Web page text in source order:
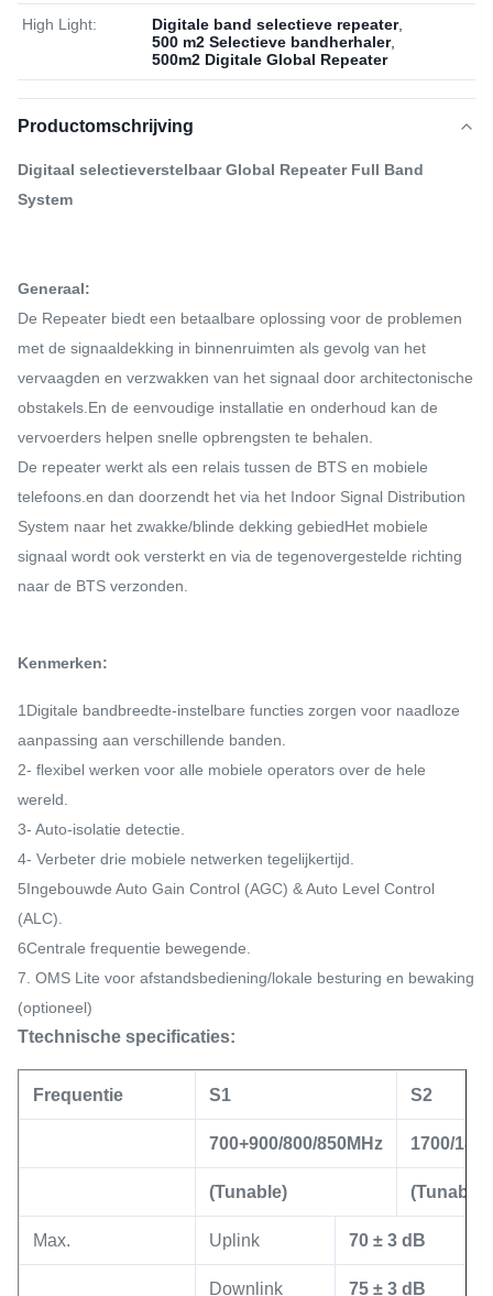
High Light: Digitale band selectieve repeater,
500 m2 Selectieve bandherhaler,
500m2 Digitale Global Repeater
Productomschrijving
Digitaal selectieverstelbaar Global Repeater Full Band
System
Generaal:
De Repeater biedt een betaalbare oplossing voor de problemen
met de signaaldekking in binnenruimten als gevolg van het
vervaagden en verzwakken van het signaal door architectonische
obstakels.En de eenvoudige installatie en onderhoud kan de
vervoerders helpen snelle opbrengsten te behalen.
De repeater werkt als een relais tussen de BTS en mobiele
telefoons.en dan doorzendt het via het Indoor Signal Distribution
System naar het zwakke/blinde dekking gebiedHet mobiele
signaal wordt ook versterkt en via de tegenovergestelde richting
naar de BTS verzonden.
Kenmerken:
1Digitale bandbreedte-instelbare functies zorgen voor naadloze
aanpassing aan verschillende banden.
2- flexibel werken voor alle mobiele operators over de hele
wereld.
3- Auto-isolatie detectie.
4- Verbeter drie mobiele netwerken tegelijkertijd.
5Ingebouwde Auto Gain Control (AGC) & Auto Level Control
(ALC).
6Centrale frequentie bewegende.
7. OMS Lite voor afstandsbediening/lokale besturing en bewaking
(optioneel)
Ttechnische specificaties:
Frequentie S1 S2
700+900/800/850MHz 1700/
(Tunable) (Tunable)
Max. Uplink 70 ± 3 dB
Downlink 75 ± 3 dB